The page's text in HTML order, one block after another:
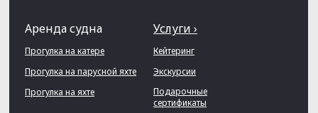
Аренда судна
Прогулка на яхте
Прогулка на катере
Прогулка на парусной яхте
Услуги ›
Кейтеринг
Экскурсии
Подарочные
сертификаты